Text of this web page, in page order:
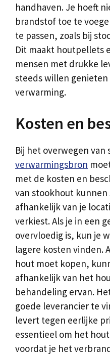
handhaven. Je hoeft
brandstof toe te
te passen, zoals bij
Dit maakt houtpellets
mensen met drukke
steeds willen
verwarming.
Kosten en
Bij het overwegen van
verwarmingsbron
met de kosten en
van stookhout
afhankelijk van je
verkiest. Als je in een
overvloedig is, kun je
lagere kosten vinden.
hout moet kopen,
afhankelijk van het
behandeling ervan.
goede leverancier te
levert tegen eerlijke
essentieel om het
voordat je het